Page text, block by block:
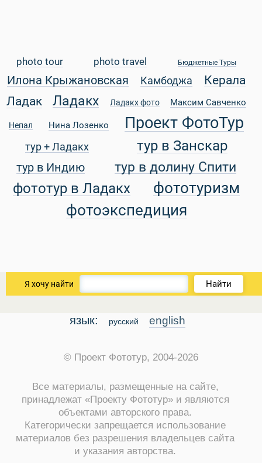
Туры
Статьи
photo tour photo travel Бюджетные Туры
Илона Крыжановская Камбоджа
Керала
Ладак
Ладакх Ладакх фото Максим Савченко
Непал Нина Лозенко Проект ФотоТур
тур + Ладакх тур в Занскар
тур в Индию тур в долину Спити
фототур в Ладакх
фототуризм
фотоэкспедиция
Я хочу найти Найти
язык: русский english
© Проект Фототур, 2004-2026
Все материалы, размещенные на сайте,
принадлежат «Проекту Фототур» и являются
объектами авторского права.
Категорически запрещается использование
материалов без разрешения владельцев сайта
и указания авторства.